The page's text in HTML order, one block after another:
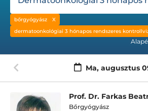
bőrgyógyász
dermatoonkológiai 3 hónapos rendszeres
Ma, augusztus
Prof. Dr. Farkas
Bőrgyógyász